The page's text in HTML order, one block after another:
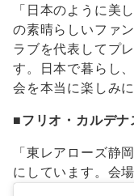
「日本のように美
の素晴らしいファ
ラブを代表してプ
す。日本で暮らし
会を本当に楽しみ
■フリオ・カルデナ
「東レアローズ静
にしています。会